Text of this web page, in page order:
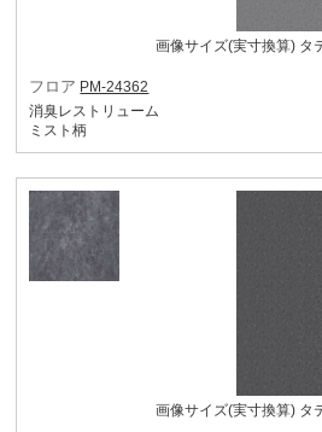
画像サイズ(実寸換算) タ
フロア PM-24362
消臭レストリューム
ミスト柄
画像サイズ(実寸換算) タ